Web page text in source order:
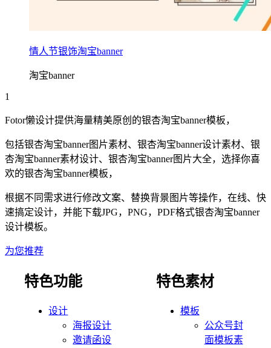
情人节银饰淘宝banner
淘宝banner
1
Fotor懒设计提供海量精美原创的银杏淘宝banner模板，
包括银杏淘宝banner图片素材、 银杏淘宝banner设计素材、 银
杏淘宝banner素材设计、 银杏淘宝banner图片大全，选择你喜
欢的银杏淘宝banner模板，
根据不同需求进行修改文案、替换背景图片等操作，在线、快
速搞定设计，并能下载JPG，PNG，PDF格式银杏淘宝banner
设计模板。
为您推荐
特色功能
设计
海报设计
邀请函设
特色素材
模板
公众号封
面模板素